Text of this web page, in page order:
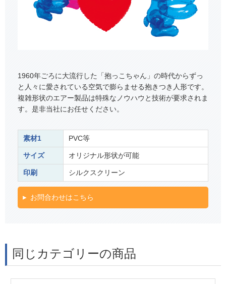
1960年ごろに大流行した「抱っこちゃん」の時代からずっ
と人々に愛されている空気で膨らませる抱きつき人形です。
複雑形状のエアー製品は特殊なノウハウと技術が要求されま
す。是非当社にお任せください。
素材1 PVC等
サイズ オリジナル形状が可能
印刷 シルクスクリーン
お問合わせはこちら
同じカテゴリーの商品